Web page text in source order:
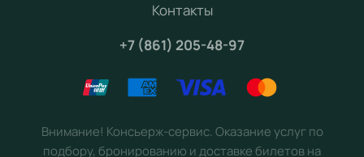
Контакты
+7 (861) 205-48-97
Внимание! Консьерж-сервис. Оказание услуг по
подбору, бронированию и доставке билетов на